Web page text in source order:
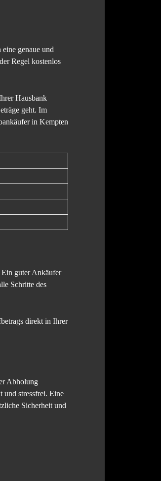
genaue und
Regel kostenlos
Hausbank
geht. Im
in Kempten
guter Ankäufer
Schritte des
direkt in Ihrer
Abholung
und stressfrei. Eine
Sicherheit und